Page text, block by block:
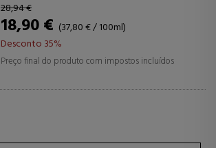
28,94 €
18,90 € (37,80 € / 100ml)
Desconto 35%
Preço final do produto com impostos incluídos